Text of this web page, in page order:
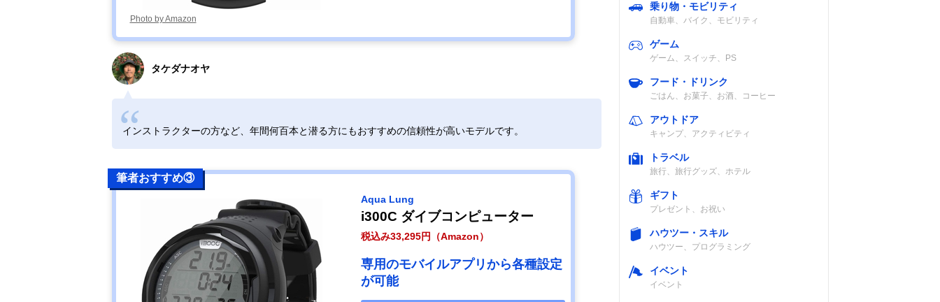
Photo by Amazon
タケダナオヤ
インストラクターの方など、年間何百本と潜る方にもおすすめの信頼性が高いモデルです。
筆者おすすめ③
Aqua Lung
i300C ダイブコンピューター
税込み33,295円（Amazon）
専用のモバイルアプリから各種設定
が可能
乗り物・モビリティ
自動車、バイク、モビリティ
ゲーム
ゲーム、スイッチ、PS
フード・ドリンク
ごはん、お菓子、お酒、コーヒー
アウトドア
キャンプ、アクティビティ
トラベル
旅行、旅行グッズ、ホテル
ギフト
プレゼント、お祝い
ハウツー・スキル
ハウツー、プログラミング
イベント
イベント